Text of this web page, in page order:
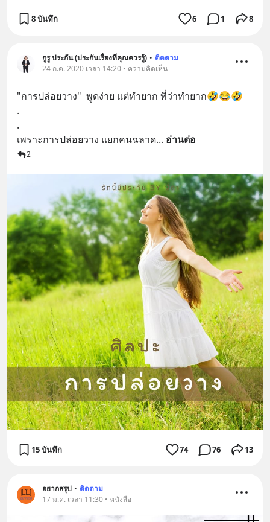
8 บันทึก 6 1 8
กูรู ประกัน (ประกันเรื่องที่คุณควรรู้) • ติดตาม
24 ก.ค. 2020 เวลา 14:20 • ความคิดเห็น
"การปล่อยวาง"  พูดง่าย แต่ทำยาก ที่ว่าทำยาก🤣😂🤣
.
.
เพราะการปล่อยวาง แยกคนฉลาด... อ่านต่อ
2
15 บันทึก 74 76 13
อยากสรุป • ติดตาม
17 ม.ค. เวลา 11:30 • หนังสือ